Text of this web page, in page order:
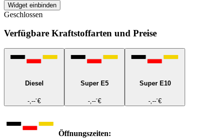
Widget einbinden
Geschlossen
Verfügbare Kraftstoffarten und Preise
Diesel
-,---€
Super E5
-,---€
Super E10
-,---€
Öffnungszeiten: